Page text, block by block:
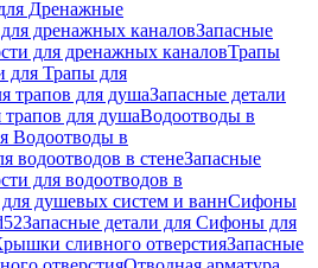
Дренажные
дренажных каналовЗапасные
для дренажных каналовТрапы
для Трапы для
трапов для душаЗапасные детали
для душаВодоотводы в
Водоотводы в
водоотводов в стенеЗапасные
для водоотводов в
душевых систем и ваннСифоны
Запасные детали для Сифоны для
сливного отверстияЗапасные